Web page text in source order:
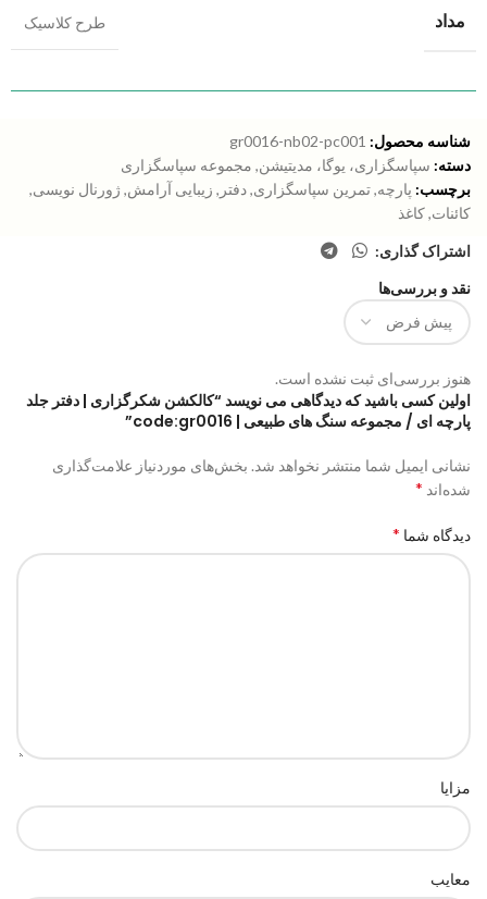
مداد طرح کلاسیک
شناسه محصول: gr0016-nb02-pc001
دسته: سپاسگزاری، یوگا، مدیتیشن, مجموعه سپاسگزاری
برچسب: پارچه,تمرین سپاسگزاری,دفتر , زیبایی آرامش, ژورنال نویسی,
کائنات,کاغذ
اشتراک گذاری:
نقد و بررسی‌ها
هنوز بررسی‌ای ثبت نشده است.
اولین کسی باشید که دیدگاهی می نویسد “کالکشن شکرگزاری | دفتر جلد
پارچه ای / مجموعه سنگ های طبیعی | code:gr0016”
نشانی ایمیل شما منتشر نخواهد شد. بخش‌های موردنیاز علامت‌گذاری
شده‌اند *
دیدگاه شما *
مزایا
معایب